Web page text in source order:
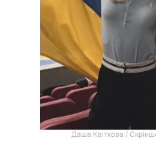
Даша Квіткова /